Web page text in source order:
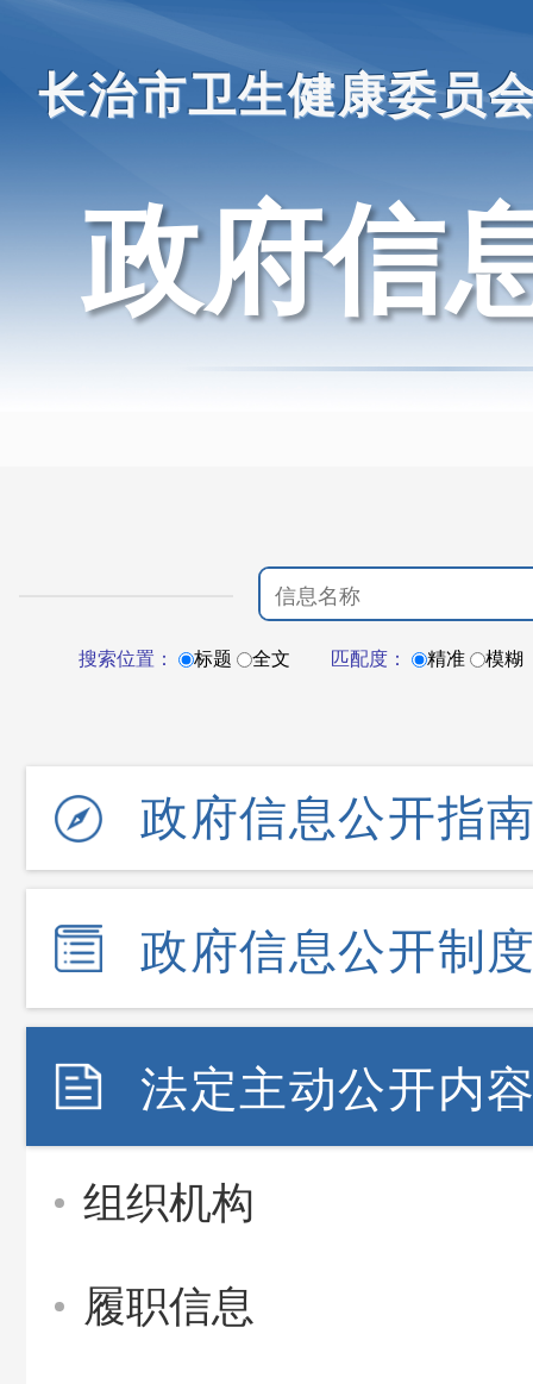
长治市卫生健康委员
政府信
搜索位置： 标题 全文 匹配度： 精准 模糊
政府信息公开指
政府信息公开制
法定主动公开内
组织机构
履职信息